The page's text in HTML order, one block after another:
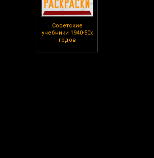
Советские
учебники 1940-50х
годов